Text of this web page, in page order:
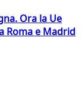
Ora la Ue
Roma e Madrid